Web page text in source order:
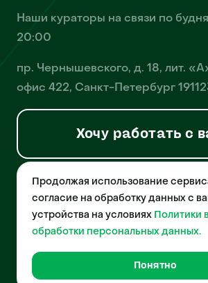
Наши кураторы на связи по
20:00
пр. Чернышевского, д. 18, лит.
офис 422, Санкт-Петербург
Хочу работать с
© 2026 Pet-Yes. ООО «Биржа домашних
осуществляет деятельность в области
технологий, деятельность по разработке и
собственного программного обеспечения,
порталов в информационно-
домашних животных», свидетельство о
№2021612018 от 10 февраля 2021 года.
Продолжая использование
согласие на обработку данных с
устройства на условиях Политики
обработки персональных данных.
Понятно